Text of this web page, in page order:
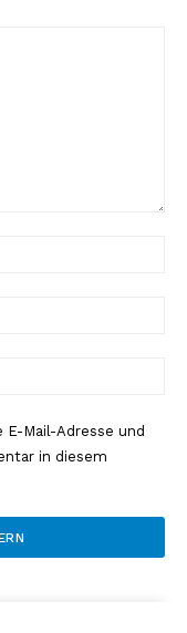
Mail-Adresse und
in diesem